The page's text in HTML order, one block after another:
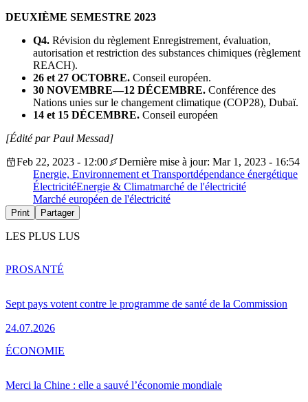
DEUXIÈME SEMESTRE 2023
Q4. Révision du règlement Enregistrement, évaluation,
autorisation et restriction des substances chimiques (règlement
REACH).
26 et 27 OCTOBRE. Conseil européen.
30 NOVEMBRE—12 DÉCEMBRE. Conférence des
Nations unies sur le changement climatique (COP28), Dubaï.
14 et 15 DÉCEMBRE. Conseil européen
[Édité par Paul Messad]
Feb 22, 2023 - 12:00
Dernière mise à jour: Mar 1, 2023 - 16:54
Energie, Environnement et Transportdépendance énergétique
ÉlectricitéEnergie & Climatmarché de l'électricité
Marché européen de l'électricité
Print Partager
LES PLUS LUS
Sept pays votent contre le programme de santé de la Commission
24.07.2026
PROSANTÉ
Merci la Chine : elle a sauvé l’économie mondiale
ÉCONOMIE